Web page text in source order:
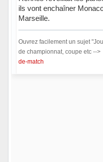
ils vont enchaîner
Marseille.
Ouvrez facilement un sujet
de championnat, coupe etc -->
de-match